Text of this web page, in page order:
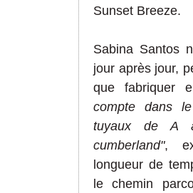
Sunset Breeze.
Sabina Santos
jour après jour,
que fabriquer
compte dans
tuyaux de A
cumberland",
longueur de
le chemin